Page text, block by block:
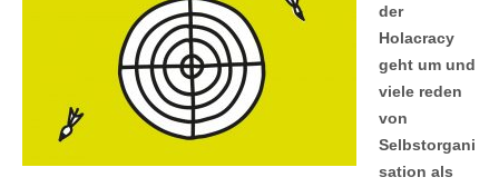
der
Holacracy
geht um und
viele reden
von
Selbstorgani
sation als